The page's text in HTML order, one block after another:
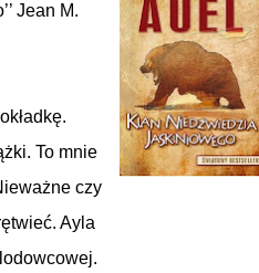
Jean M.
To mnie
czy
Ayla